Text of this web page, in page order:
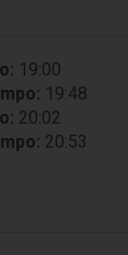
19:00
19:48
20:02
20:53